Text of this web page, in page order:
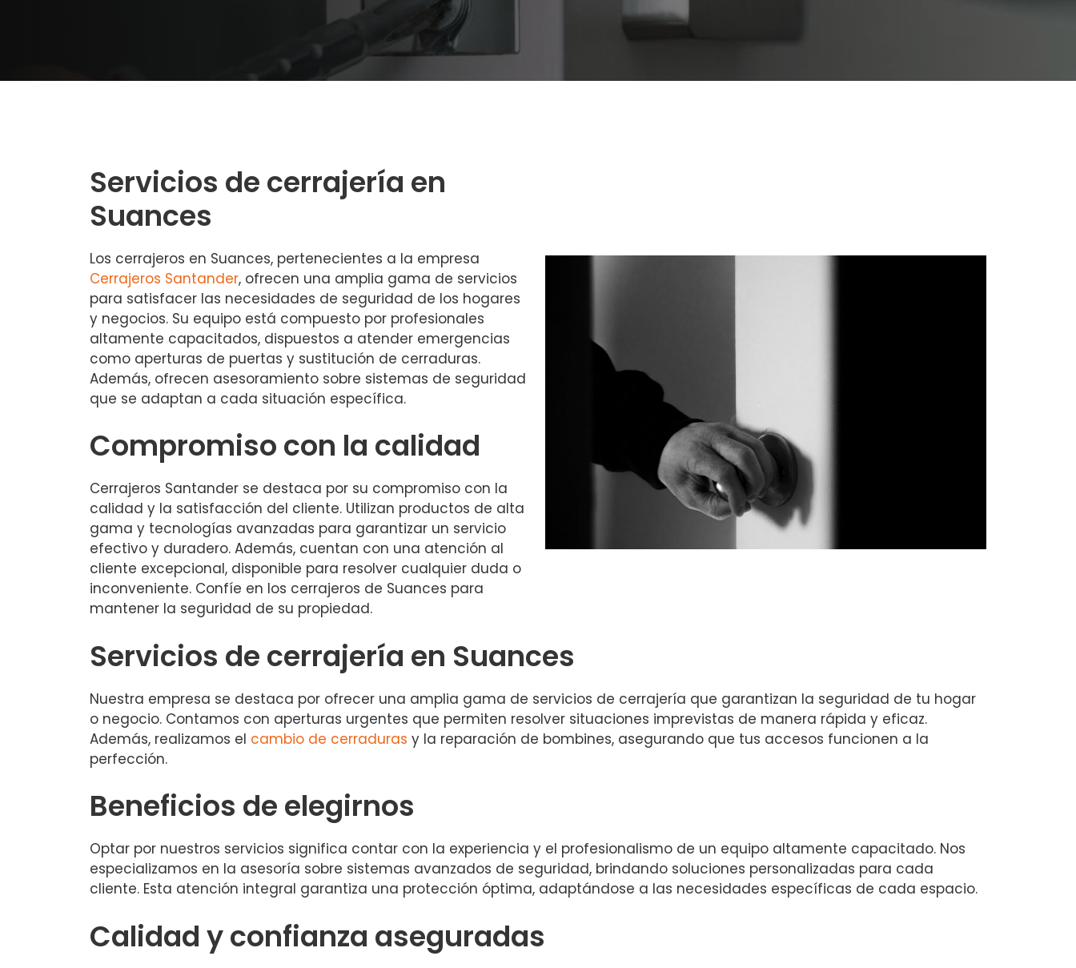
Servicios de cerrajería en
Suances
Los cerrajeros en Suances, pertenecientes a la empresa
Cerrajeros Santander, ofrecen una amplia gama de servicios
para satisfacer las necesidades de seguridad de los hogares
y negocios. Su equipo está compuesto por profesionales
altamente capacitados, dispuestos a atender emergencias
como aperturas de puertas y sustitución de cerraduras.
Además, ofrecen asesoramiento sobre sistemas de seguridad
que se adaptan a cada situación específica.
Compromiso con la calidad
Cerrajeros Santander se destaca por su compromiso con la
calidad y la satisfacción del cliente. Utilizan productos de alta
gama y tecnologías avanzadas para garantizar un servicio
efectivo y duradero. Además, cuentan con una atención al
cliente excepcional, disponible para resolver cualquier duda o
inconveniente. Confíe en los cerrajeros de Suances para
mantener la seguridad de su propiedad.
Servicios de cerrajería en Suances
Nuestra empresa se destaca por ofrecer una amplia gama de servicios de cerrajería que garantizan la seguridad de tu hogar
o negocio. Contamos con aperturas urgentes que permiten resolver situaciones imprevistas de manera rápida y eficaz.
Además, realizamos el cambio de cerraduras y la reparación de bombines, asegurando que tus accesos funcionen a la
perfección.
Beneficios de elegirnos
Optar por nuestros servicios significa contar con la experiencia y el profesionalismo de un equipo altamente capacitado. Nos
especializamos en la asesoría sobre sistemas avanzados de seguridad, brindando soluciones personalizadas para cada
cliente. Esta atención integral garantiza una protección óptima, adaptándose a las necesidades específicas de cada espacio.
Calidad y confianza aseguradas